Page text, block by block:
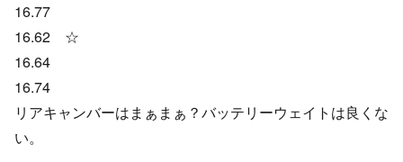
16.77
16.62 ☆
16.64
16.74
リアキャンバーはまぁまぁ？バッテリーウェイトは良くな
い。